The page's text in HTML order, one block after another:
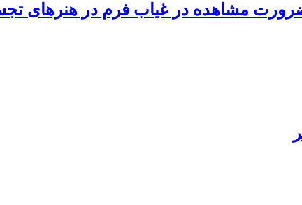
مشاهده در غیاب فرم در هنرهای